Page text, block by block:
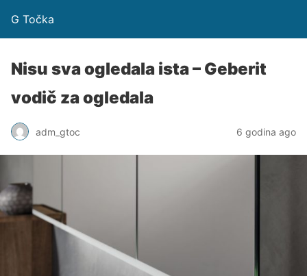
G Točka
Nisu sva ogledala ista – Geberit
vodič za ogledala
adm_gtoc 6 godina ago